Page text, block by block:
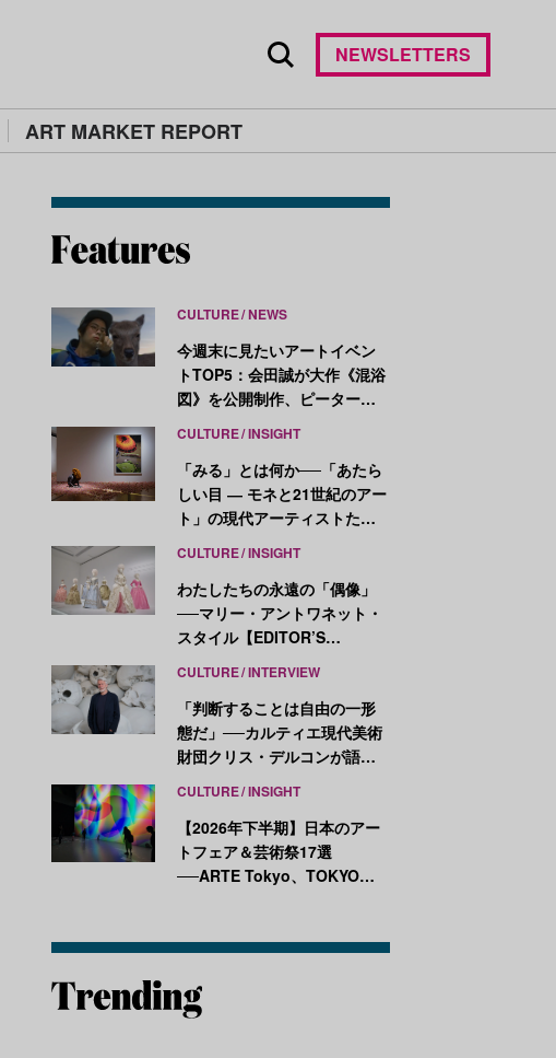
ART MARKET REPORT
NEWSLETTERS
CULTURE NEWS
今週末に見たいアートイベン
トTOP5：会田誠が大作《混浴
図》を公開制作、ピーター・
CULTURE INSIGHT
「みる」とは何か──「あたら
しい目 ― モネと21世紀のアー
ト」の現代アーティストたち
CULTURE INSIGHT
わたしたちの永遠の「偶像」
──マリー・アントワネット・
スタイル【EDITOR’S
CULTURE INTERVIEW
「判断することは自由の一形
態だ」──カルティエ現代美術
財団クリス・デルコンが語
CULTURE INSIGHT
【2026年下半期】日本のアー
トフェア＆芸術祭17選
──ARTE Tokyo、TOKYO